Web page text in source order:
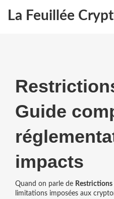
La Feuillée
Guide
impacts
Quand on parle de
limitations imposées aux